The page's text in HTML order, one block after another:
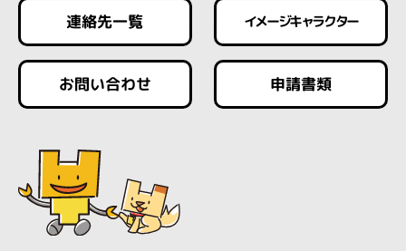
連絡先一覧 イメージキャラクター
お問い合わせ 申請書類